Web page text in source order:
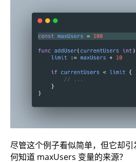
尽管这个例子看似简单，但它却
何知道 maxUsers 变量的来源？